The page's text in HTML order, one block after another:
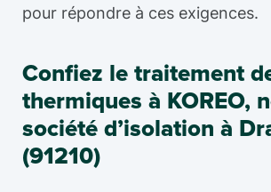
pour répondre à ces exigences.
Confiez le traitement
thermiques à KOREO,
société d’isolation à
(91210)